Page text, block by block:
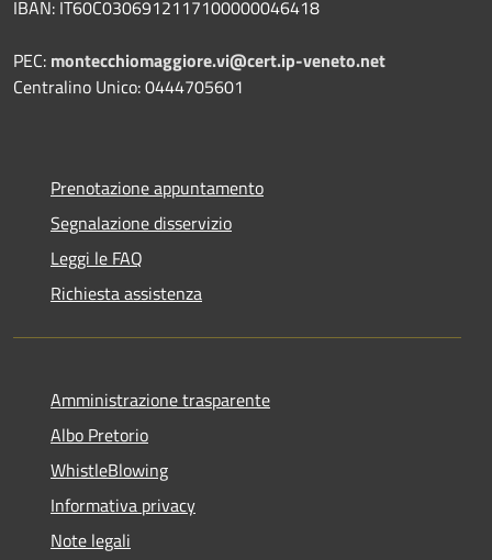
IBAN: IT60C0306912117100000046418
PEC: montecchiomaggiore.vi@cert.ip-veneto.net
Centralino Unico: 0444705601
Prenotazione appuntamento
Segnalazione disservizio
Leggi le FAQ
Richiesta assistenza
Amministrazione trasparente
Albo Pretorio
WhistleBlowing
Informativa privacy
Note legali